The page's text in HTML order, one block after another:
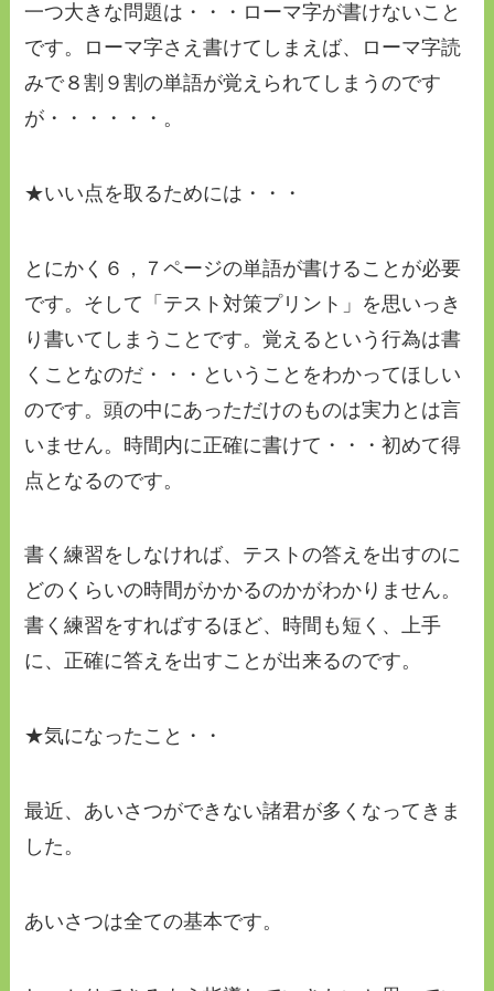
一つ大きな問題は・・・ローマ字が書けないこと
です。ローマ字さえ書けてしまえば、ローマ字読
みで８割９割の単語が覚えられてしまうのです
が・・・・・・。
★いい点を取るためには・・・
とにかく６，７ページの単語が書けることが必要
です。そして「テスト対策プリント」を思いっき
り書いてしまうことです。覚えるという行為は書
くことなのだ・・・ということをわかってほしい
のです。頭の中にあっただけのものは実力とは言
いません。時間内に正確に書けて・・・初めて得
点となるのです。
書く練習をしなければ、テストの答えを出すのに
どのくらいの時間がかかるのかがわかりません。
書く練習をすればするほど、時間も短く、上手
に、正確に答えを出すことが出来るのです。
★気になったこと・・
最近、あいさつができない諸君が多くなってきま
した。
あいさつは全ての基本です。